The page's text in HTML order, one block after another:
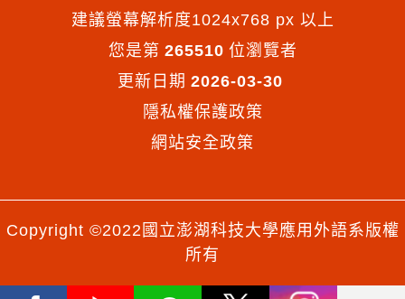
建議螢幕解析度1024x768 px 以上
您是第 265510 位瀏覽者
更新日期 2026-03-30
隱私權保護政策
網站安全政策
Copyright ©2022國立澎湖科技大學應用外語系版權
所有
Facebook Youtube Line X Instagram